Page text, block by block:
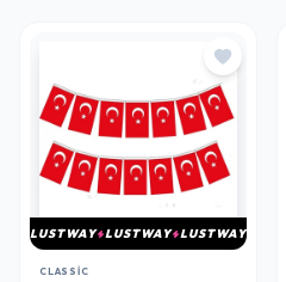
LUSTWAY LUSTWAY LUSTWAY
CLASSIC